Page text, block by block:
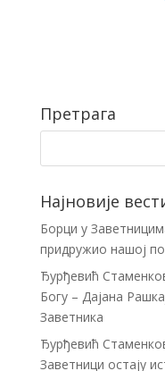
Претрага
Најновије
Борци у
придружио нашој
Ђурђевић
Богу – Дајана
Заветника
Ђурђевић
Заветници остају